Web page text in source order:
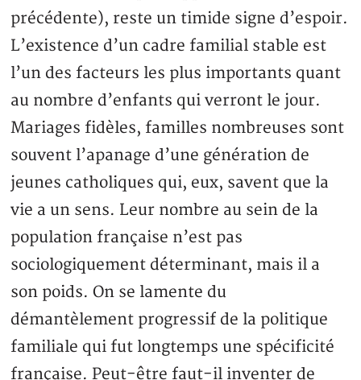
précédente), reste un timide signe d’espoir.
L’existence d’un cadre familial stable est
l’un des facteurs les plus importants quant
au nombre d’enfants qui verront le jour.
Mariages fidèles, familles nombreuses sont
souvent l’apanage d’une génération de
jeunes catholiques qui, eux, savent que la
vie a un sens. Leur nombre au sein de la
population française n’est pas
sociologiquement déterminant, mais il a
son poids. On se lamente du
démantèlement progressif de la politique
familiale qui fut longtemps une spécificité
française. Peut-être faut-il inventer de